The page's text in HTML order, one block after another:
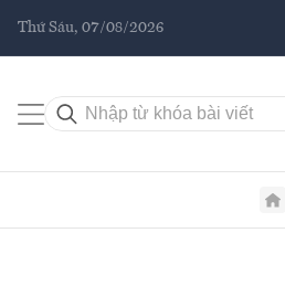
Thứ Sáu, 07/08/2026